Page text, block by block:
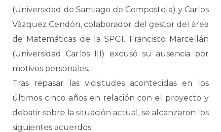
(Universidad de Santiago de Compostela) y Carlos
Vázquez Cendón, colaborador del gestor del área
de Matemáticas de la SPGI. Francisco Marcellán
(Universidad Carlos III) excusó su ausencia por
motivos personales.
Tras repasar las vicisitudes acontecidas en los
últimos cinco años en relación con el proyecto y
debatir sobre la situación actual, se alcanzaron los
siguientes acuerdos: